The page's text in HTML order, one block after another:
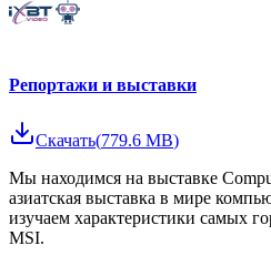
Репортажи и выставки
Скачать(779.6 MB)
Мы находимся на выставке
азиатская выставка в мире
изучаем характеристики самых
MSI.